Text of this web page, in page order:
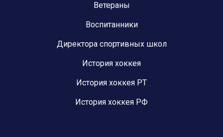
Ветераны
Воспитанники
Директора спортивных школ
История хоккея
История хоккея РТ
История хоккея РФ